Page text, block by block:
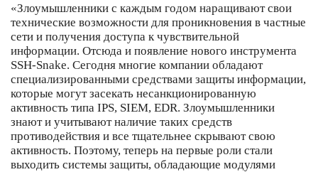
«Злоумышленники с каждым годом наращивают свои
технические возможности для проникновения в частные
сети и получения доступа к чувствительной
информации. Отсюда и появление нового инструмента
SSH-Snake. Сегодня многие компании обладают
специализированными средствами защиты информации,
которые могут засекать несанкционированную
активность типа IPS, SIEM, EDR. Злоумышленники
знают и учитывают наличие таких средств
противодействия и все тщательнее скрывают свою
активность. Поэтому, теперь на первые роли стали
выходить системы защиты, обладающие модулями